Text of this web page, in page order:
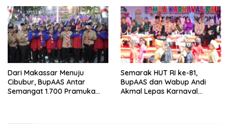
Dari Makassar Menuju
Cibubur, BupAAS Antar
Semangat 1.700 Pramuka
Semarak HUT RI ke-81,
BupAAS dan Wabup Andi
Akmal Lepas Karnaval